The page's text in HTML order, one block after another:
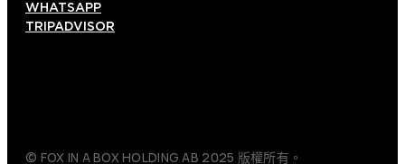
WHATSAPP
TRIPADVISOR
© FOX IN A BOX HOLDING AB 2025 版權所有。